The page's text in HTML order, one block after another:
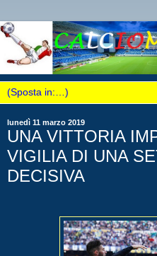
lunedì 11 marzo 2019
UNA VITTORIA
VIGILIA DI UNA
DECISIVA